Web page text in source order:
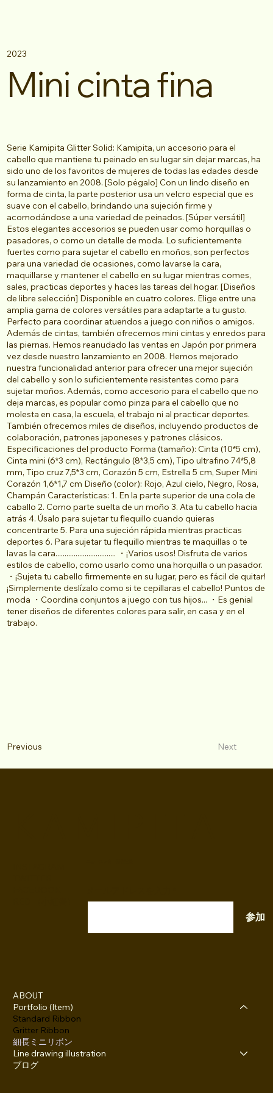
Mini cinta fina
2023
Serie Kamipita Glitter Solid: Kamipita, un accesorio para el
cabello que mantiene tu peinado en su lugar sin dejar marcas, ha
sido uno de los favoritos de mujeres de todas las edades desde
su lanzamiento en 2008. [Solo pégalo] Con un lindo diseño en
forma de cinta, la parte posterior usa un velcro especial que es
suave con el cabello, brindando una sujeción firme y
acomodándose a una variedad de peinados. [Súper versátil]
Estos elegantes accesorios se pueden usar como horquillas o
pasadores, o como un detalle de moda. Lo suficientemente
fuertes como para sujetar el cabello en moños, son perfectos
para una variedad de ocasiones, como lavarse la cara,
maquillarse y mantener el cabello en su lugar mientras comes,
sales, practicas deportes y haces las tareas del hogar. [Diseños
de libre selección] Disponible en cuatro colores. Elige entre una
amplia gama de colores versátiles para adaptarte a tu gusto.
Perfecto para coordinar atuendos a juego con niños o amigos.
Además de cintas, también ofrecemos mini cintas y enredos para
las piernas. Hemos reanudado las ventas en Japón por primera
vez desde nuestro lanzamiento en 2008. Hemos mejorado
nuestra funcionalidad anterior para ofrecer una mejor sujeción
del cabello y son lo suficientemente resistentes como para
sujetar moños. Además, como accesorio para el cabello que no
deja marcas, es popular como pinza para el cabello que no
molesta en casa, la escuela, el trabajo ni al practicar deportes.
También ofrecemos miles de diseños, incluyendo productos de
colaboración, patrones japoneses y patrones clásicos.
Especificaciones del producto Forma (tamaño): Cinta (10*5 cm),
Cinta mini (6*3 cm), Rectángulo (8*3,5 cm), Tipo ultrafino 74*5,8
mm, Tipo cruz 7,5*3 cm, Corazón 5 cm, Estrella 5 cm, Super Mini
Corazón 1,6*1,7 cm Diseño (color): Rojo, Azul cielo, Negro, Rosa,
Champán Características: 1. En la parte superior de una cola de
caballo 2. Como parte suelta de un moño 3. Ata tu cabello hacia
atrás 4. Úsalo para sujetar tu flequillo cuando quieras
concentrarte 5. Para una sujeción rápida mientras practicas
deportes 6. Para sujetar tu flequillo mientras te maquillas o te
lavas la cara................................. ・¡Varios usos! Disfruta de varios
estilos de cabello, como usarlo como una horquilla o un pasador.
・¡Sujeta tu cabello firmemente en su lugar, pero es fácil de quitar!
¡Simplemente deslízalo como si te cepillaras el cabello! Puntos de
moda ・Coordina conjuntos a juego con tus hijos... ・Es genial
tener diseños de diferentes colores para salir, en casa y en el
trabajo.
Previous Next
ABOUT
Portfolio (Item)
Standard Ribbon
Gritter Ribbon
細長ミニリボン
Line drawing illustration
ブログ
参加